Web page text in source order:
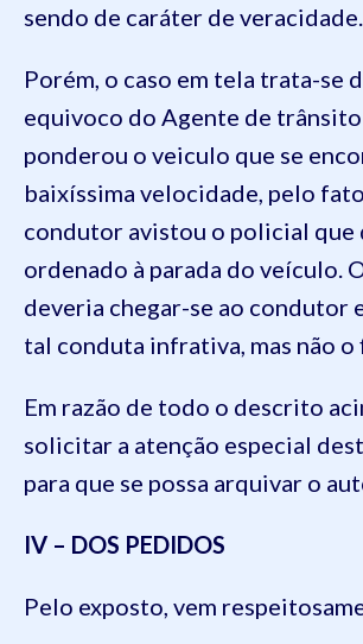
sendo de caráter de veracidade.
Porém, o caso em tela trata-se
equivoco do Agente de trânsito
ponderou o veiculo que se
baixíssima velocidade, pelo
condutor avistou o policial que
ordenado à parada do veículo.
deveria chegar-se ao condutor
tal conduta infrativa, mas não o
Em razão de todo o descrito
solicitar a atenção especial
para que se possa arquivar o
IV – DOS PEDIDOS
Pelo exposto, vem